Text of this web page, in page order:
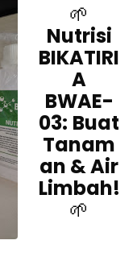
🌱
Nutrisi
BIKATIRI
A
BWAE-
03: Buat
Tanam
an & Air
Limbah!
🌱